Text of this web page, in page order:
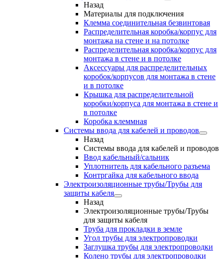
Назад
Материалы для подключения
Клемма соединительная безвинтовая
Распределительная коробка/корпус для
монтажа на стене и на потолке
Распределительная коробка/корпус для
монтажа в стене и в потолке
Аксессуары для распределительных
коробок/корпусов для монтажа в стене
и в потолке
Крышка для распределительной
коробки/корпуса для монтажа в стене и
в потолке
Коробка клеммная
Системы ввода для кабелей и проводов
Назад
Системы ввода для кабелей и проводов
Ввод кабельный/сальник
Уплотнитель для кабельного разъема
Контргайка для кабельного ввода
Электроизоляционные трубы/Трубы для
защиты кабеля
Назад
Электроизоляционные трубы/Трубы
для защиты кабеля
Труба для прокладки в земле
Угол трубы для электропроводки
Заглушка трубы для электропроводки
Колено трубы для электропроводки